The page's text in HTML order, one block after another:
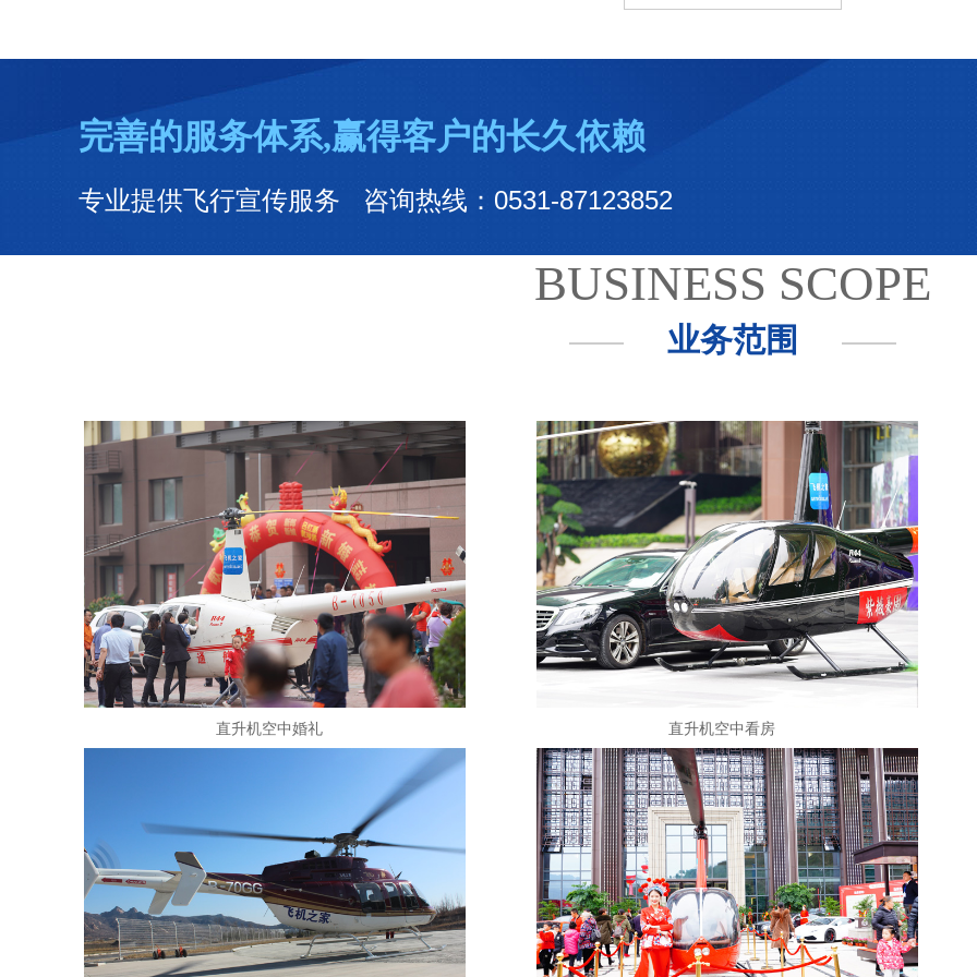
完善的服务体系,赢得客户的长久依赖
专业提供飞行宣传服务 咨询热线：0531-87123852
BUSINESS SCOPE
业务范围
直升机空中婚礼 直升机空中看房